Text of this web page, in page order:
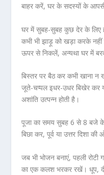
बाहर करें, घर के सदस्यों के
घर में सुबह-सुबह कुछ देर के लिए
कभी भी झाड़ू को खड़ा करके
ऊपर से निकलें, अन्यथा घर में
बिस्तर पर बैठ कर कभी खाना
जूते-चप्पल इधर-उधर बिखेर कर
अशांति उत्पन्न होती है।
पूजा का समय सुबह 6 से 8 बजे के
बिछा कर, पूर्व या उत्तर दिशा
जब भी भोजन बनाएं, पहली
का एक कलश भरकर रखें। धूप,